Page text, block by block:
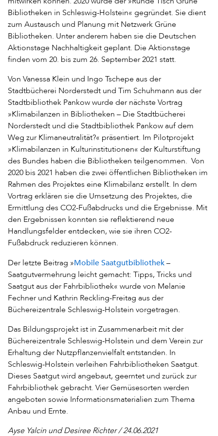
Bibliotheken in Schleswig-Holstein« gegründet. Sie dient
zum Austausch und Planung mit Netzwerk Grüne
Bibliotheken. Unter anderem haben sie die Deutschen
Aktionstage Nachhaltigkeit geplant. Die Aktionstage
finden vom 20. bis zum 26. September 2021 statt.
Von Vanessa Klein und Ingo Tschepe aus der
Stadtbücherei Norderstedt und Tim Schuhmann aus der
Stadtbibliothek Pankow wurde der nächste Vortrag
»Klimabilanzen in Bibliotheken – Die Stadtbücherei
Norderstedt und die Stadtbibliothek Pankow auf dem
Weg zur Klimaneutralität?« präsentiert. Im Pilotprojekt
»Klimabilanzen in Kulturinstitutionen« der Kulturstiftung
des Bundes haben die Bibliotheken teilgenommen. Von
2020 bis 2021 haben die zwei öffentlichen Bibliotheken im
Rahmen des Projektes eine Klimabilanz erstellt. In dem
Vortrag erklären sie die Umsetzung des Projektes, die
Ermittlung des CO2-Fußabdrucks und die Ergebnisse. Mit
den Ergebnissen konnten sie reflektierend neue
Handlungsfelder entdecken, wie sie ihren CO2-
Fußabdruck reduzieren können.
Der letzte Beitrag »Mobile Saatgutbibliothek –
Saatgutvermehrung leicht gemacht: Tipps, Tricks und
Saatgut aus der Fahrbibliothek« wurde von Melanie
Fechner und Kathrin Reckling-Freitag aus der
Büchereizentrale Schleswig-Holstein vorgetragen.
Das Bildungsprojekt ist in Zusammenarbeit mit der
Büchereizentrale Schleswig-Holstein und dem Verein zur
Erhaltung der Nutzpflanzenvielfalt entstanden. In
Schleswig-Holstein verleihen Fahrbibliotheken Saatgut.
Dieses Saatgut wird angebaut, geerntet und zurück zur
Fahrbibliothek gebracht. Vier Gemüsesorten werden
angeboten sowie Informationsmaterialien zum Thema
Anbau und Ernte.
Ayse Yalcin und Desiree Richter / 24.06.2021